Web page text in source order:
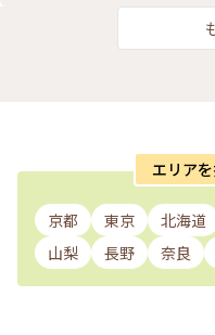
エリア
京都 東京 北海道
山梨
長野 奈良